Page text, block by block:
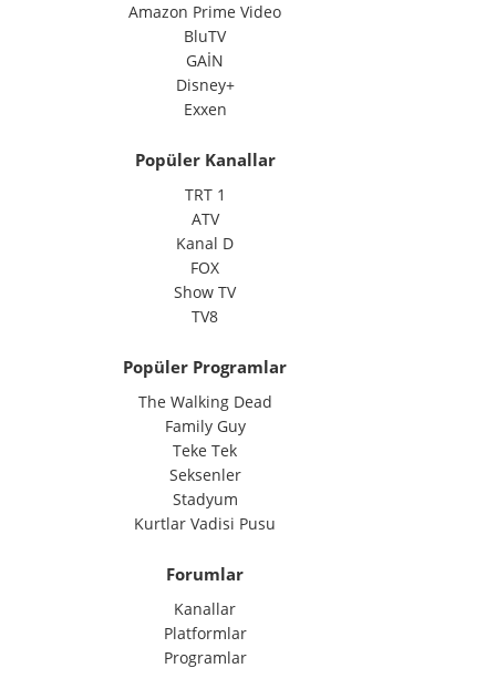
Amazon Prime Video
BluTV
GAİN
Disney+
Exxen
Popüler Kanallar
TRT 1
ATV
Kanal D
FOX
Show TV
TV8
Popüler Programlar
The Walking Dead
Family Guy
Teke Tek
Seksenler
Stadyum
Kurtlar Vadisi Pusu
Forumlar
Kanallar
Platformlar
Programlar